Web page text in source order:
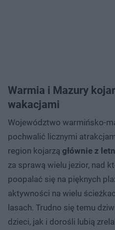
Warmia i Mazury
wakacjami
Województwo warmińsko-
pochwalić licznymi
region kojarzą głównie z
za sprawą wielu jezior, nad
poopalać się na pięknych
aktywności na wielu
lasach. Trudno się temu
dzieci, jak i dorośli lubią